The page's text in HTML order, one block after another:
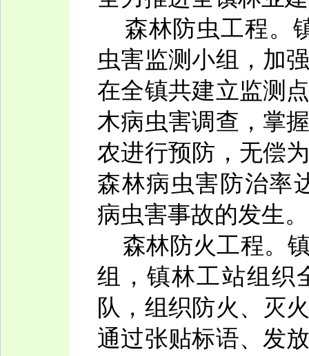
森林防虫工程。
虫害监测小组，加
在全镇共建立监测
木病虫害调查，掌
农进行预防，无偿
森林病虫害防治率
病虫害事故的发生。
森林防火工程。
组，镇林工站组织
队，组织防火、灭
通过张贴标语、发